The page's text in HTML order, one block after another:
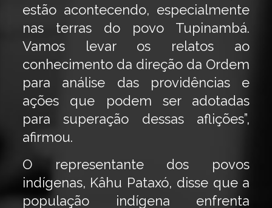
estão acontecendo, especialmente
nas terras do povo Tupinambá.
Vamos levar os relatos ao
conhecimento da direção da Ordem
para análise das providências e
ações que podem ser adotadas
para superação dessas aflições”,
afirmou.
O representante dos povos
indígenas, Kâhu Pataxó, disse que a
população indígena enfrenta